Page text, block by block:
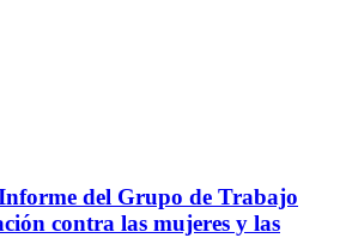
del Grupo de Trabajo
contra las mujeres y las